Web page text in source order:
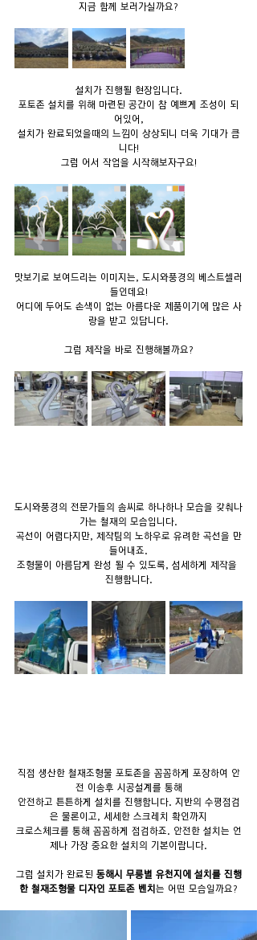
지금 함께 보러가실까요?
설치가 진행될 현장입니다.
포토존 설치를 위해 마련된 공간이 참 예쁘게 조성이 되
어있어,
설치가 완료되었을때의 느낌이 상상되니 더욱 기대가 큽
니다!
그럼 어서 작업을 시작해보자구요!
맛보기로 보여드리는 이미지는, 도시와풍경의 베스트셀러
들인데요!
어디에 두어도 손색이 없는 아름다운 제품이기에 많은 사
랑을 받고 있답니다.
그럼 제작을 바로 진행해볼까요?
도시와풍경의 전문가들의 솜씨로 하나하나 모습을 갖춰나
가는 철재의 모습입니다.
곡선이 어렵다지만, 제작팀의 노하우로 유려한 곡선을 만
들어내죠.
조형물이 아름답게 완성 될 수 있도록, 섬세하게 제작을
진행합니다.
직접 생산한 철재조형물 포토존을 꼼꼼하게 포장하여 안
전 이송후 시공설계를 통해
안전하고 튼튼하게 설치를 진행합니다. 지반의 수평점검
은 물론이고, 세세한 스크레치 확인까지
크로스체크를 통해 꼼꼼하게 점검하죠. 안전한 설치는 언
제나 가장 중요한 설치의 기본이랍니다.
그럼 설치가 완료된 동해시 무릉별 유천지에 설치를 진행
한 철재조형물 디자인 포토존 벤치 는 어떤 모습일까요?